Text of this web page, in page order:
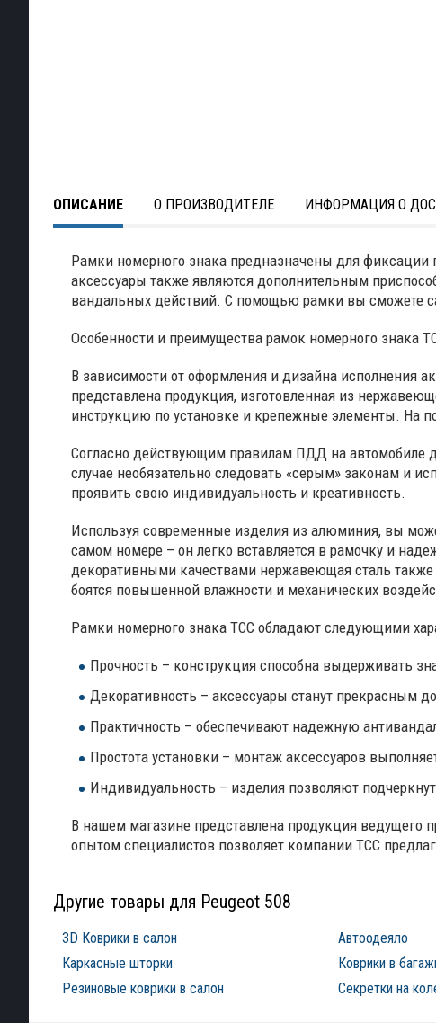
ОПИСАНИЕ О ПРОИЗВОДИТЕЛЕ ИНФОРМАЦИЯ О
Рамки номерного знака предназначены для
аксессуары также являются дополнительным
вандальных действий. С помощью рамки вы сможете
Особенности и преимущества рамок номерного знака
В зависимости от оформления и дизайна исполнения
представлена продукция, изготовленная из
инструкцию по установке и крепежные элементы. На
Согласно действующим правилам ПДД на автомобиле
случае необязательно следовать «серым» законам и
проявить свою индивидуальность и креативность.
Используя современные изделия из алюминия, вы
самом номере – он легко вставляется в рамочку и
декоративными качествами нержавеющая сталь
боятся повышенной влажности и механических
Рамки номерного знака ТСС обладают следующими
Прочность – конструкция способна выдерживать
Декоративность – аксессуары станут прекрасным
Практичность – обеспечивают надежную
Простота установки – монтаж аксессуаров
Индивидуальность – изделия позволяют
В нашем магазине представлена продукция ведущего
опытом специалистов позволяет компании ТСС
Другие товары для Peugeot 508
3D Коврики в салон Автоодеяло
Каркасные шторки
Коврики в
Резиновые коврики в салон
Секретки на